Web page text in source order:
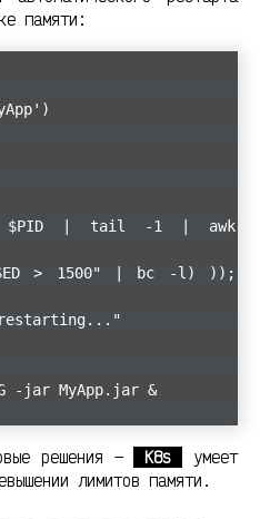
памяти:
-gc $PID | tail -1 | awk
> 1500" | bc -l) ));
restarting..."
-jar MyApp.jar &
решения — K8s
умеет
лимитов памяти.